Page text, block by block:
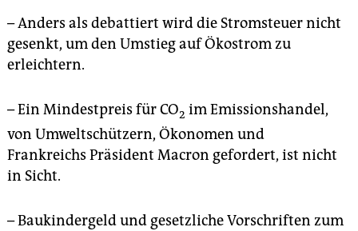
– Anders als debattiert wird die Stromsteuer nicht
gesenkt, um den Umstieg auf Ökostrom zu
erleichtern.
– Ein Mindestpreis für CO2 im Emissionshandel,
von Umweltschützern, Ökonomen und
Frankreichs Präsident Macron gefordert, ist nicht
in Sicht.
– Baukindergeld und gesetzliche Vorschriften zum